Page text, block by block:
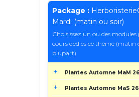
Package :
Mardi (matin ou soir)
Choisissez un ou des
cours dédiés ce thème (matin
plupart)
Plantes Automne MaM
Plantes Automne MaS